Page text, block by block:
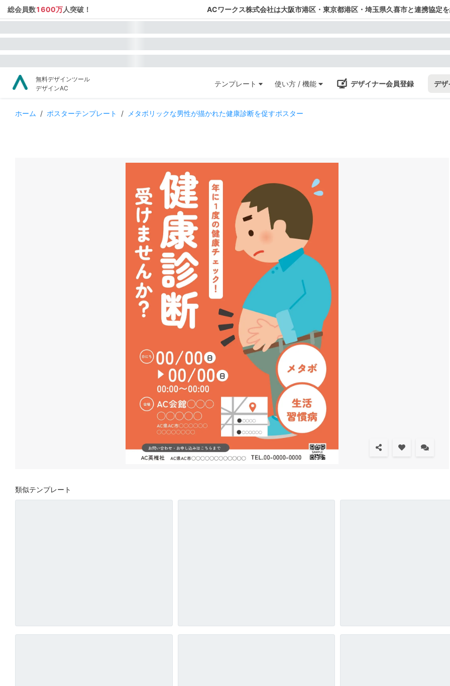
総会員数1600万人突破！ ACワークス株式会社は大阪市港区・東京都港区・埼玉県久喜市と連携協定
無料デザインツール
デザインAC
テンプレート 使い方 / 機能 デザイナー会員登録 デザ
ホーム / ポスターテンプレート / メタボリックな男性が描かれた健康診断を促すポスター
類似テンプレート